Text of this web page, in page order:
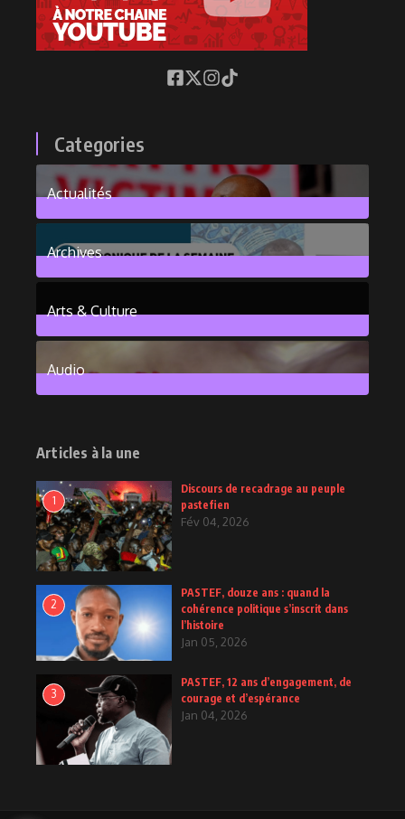
Categories
Actualités
376Posts
Archives
Arts & Culture
6Posts
Audio
Articles à la une
1
Discours de recadrage au peuple
pastefien
Fév 04, 2026
2
PASTEF, douze ans : quand la
cohérence politique s’inscrit dans
l’histoire
Jan 05, 2026
3
PASTEF, 12 ans d’engagement, de
courage et d’espérance
Jan 04, 2026